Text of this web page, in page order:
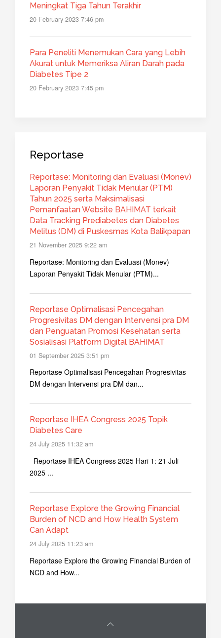
Meningkat Tiga Tahun Terakhir
20 February 2023 7:46 pm
Para Peneliti Menemukan Cara yang Lebih
Akurat untuk Memeriksa Aliran Darah pada
Diabetes Tipe 2
20 February 2023 7:45 pm
Reportase
Reportase: Monitoring dan Evaluasi (Monev)
Laporan Penyakit Tidak Menular (PTM)
Tahun 2025 serta Maksimalisasi
Pemanfaatan Website BAHIMAT terkait
Data Tracking Prediabetes dan Diabetes
Melitus (DM) di Puskesmas Kota Balikpapan
21 November 2025 9:22 am
Reportase: Monitoring dan Evaluasi (Monev)
Laporan Penyakit Tidak Menular (PTM)...
Reportase Optimalisasi Pencegahan
Progresivitas DM dengan Intervensi pra DM
dan Penguatan Promosi Kesehatan serta
Sosialisasi Platform Digital BAHIMAT
01 September 2025 3:51 pm
Reportase Optimalisasi Pencegahan Progresivitas
DM dengan Intervensi pra DM dan...
Reportase IHEA Congress 2025 Topik
Diabetes Care
24 July 2025 11:32 am
Reportase IHEA Congress 2025 Hari 1: 21 Juli
2025 ...
Reportase Explore the Growing Financial
Burden of NCD and How Health System
Can Adapt
24 July 2025 11:23 am
Reportase Explore the Growing Financial Burden of
NCD and How...